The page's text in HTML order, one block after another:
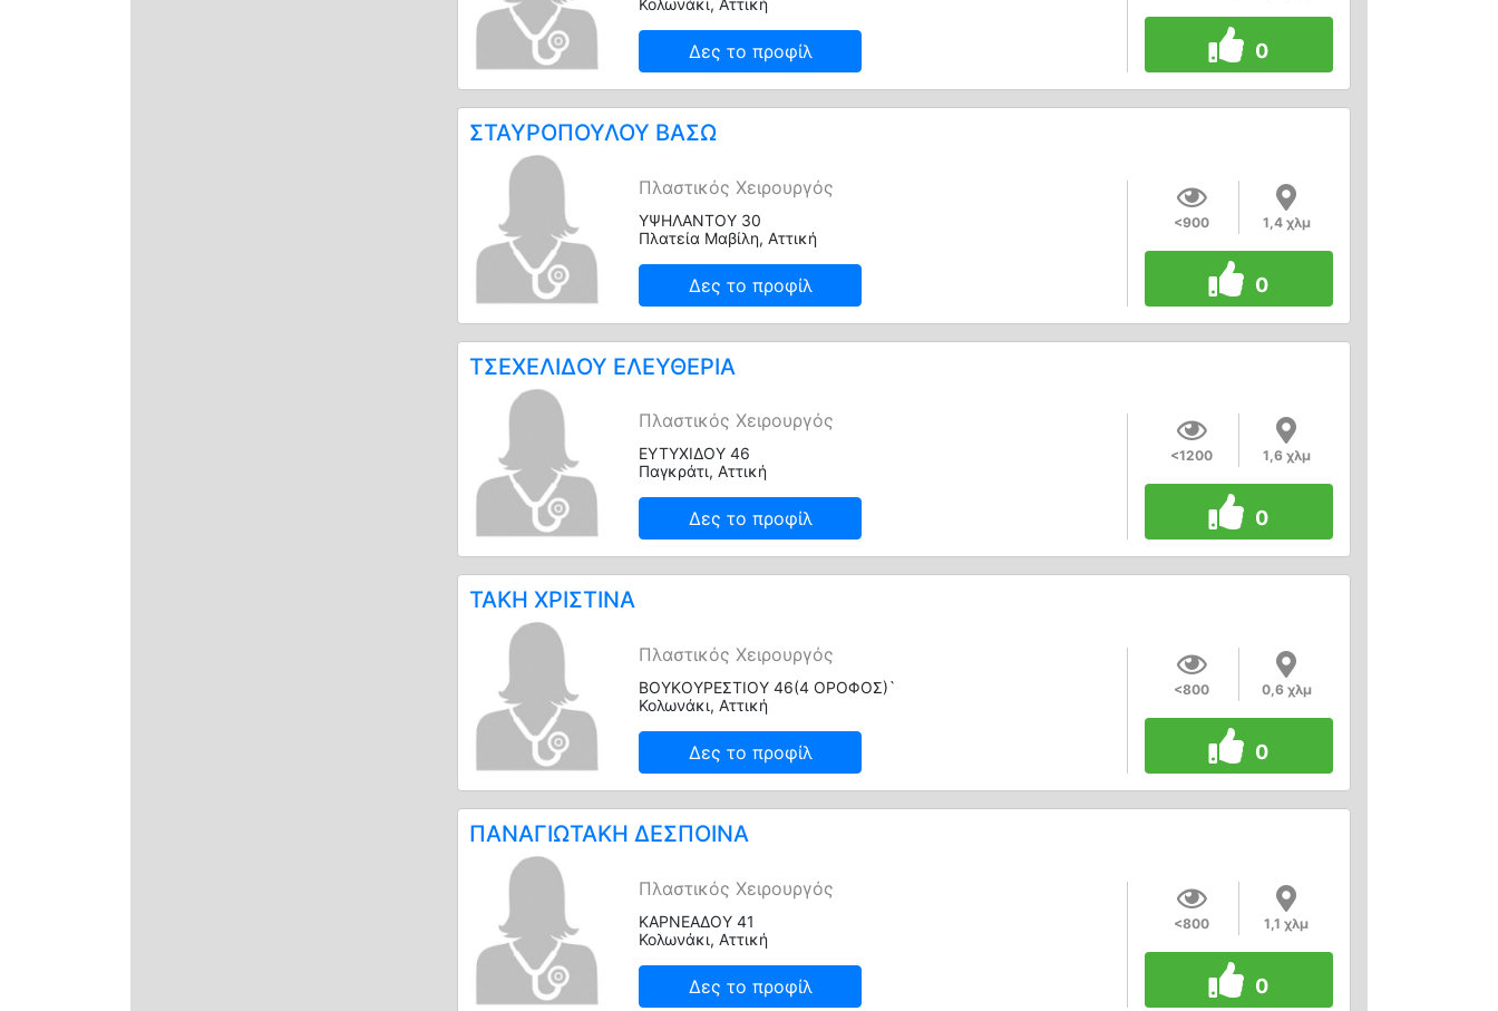
Κολωνάκι, Αττική
Δες το προφίλ 0
ΣΤΑΥΡΟΠΟΥΛΟΥ ΒΑΣΩ
Πλαστικός Χειρουργός
ΥΨΗΛΑΝΤΟΥ 30
Πλατεία Μαβίλη, Αττική
Δες το προφίλ
<900 1,4 χλμ
0
ΤΣΕΧΕΛΙΔΟΥ ΕΛΕΥΘΕΡΙΑ
Πλαστικός Χειρουργός
ΕΥΤΥΧΙΔΟΥ 46
Παγκράτι, Αττική
Δες το προφίλ
<1200 1,6 χλμ
0
ΤΑΚΗ ΧΡΙΣΤΙΝΑ
Πλαστικός Χειρουργός
ΒΟΥΚΟΥΡΕΣΤΙΟΥ 46(4 ΟΡΟΦΟΣ)`
Κολωνάκι, Αττική
Δες το προφίλ
<800 0,6 χλμ
0
ΠΑΝΑΓΙΩΤΑΚΗ ΔΕΣΠΟΙΝΑ
Πλαστικός Χειρουργός
ΚΑΡΝΕΑΔΟΥ 41
Κολωνάκι, Αττική
Δες το προφίλ
<800 1,1 χλμ
0